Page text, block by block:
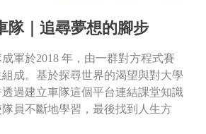
隊｜追尋夢想的腳步
軍於2018 年，由一群對方程式賽
成。基於探尋世界的渴望與對大學
過建立車隊這個平台連結課堂知識
員不斷地學習，最後找到人生方